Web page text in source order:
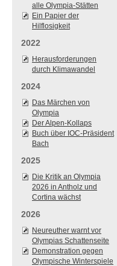
alle Olympia-Stätten
Ein Papier der
Hilflosigkeit
2022
Herausforderungen
durch Klimawandel
2024
Das Märchen von
Olympia
Der Alpen-Kollaps
Buch über IOC-Präsident
Bach
2025
Die Kritik an Olympia
2026 in Antholz und
Cortina wächst
2026
Neureuther warnt vor
Olympias Schattenseite
Demonstration gegen
Olympische Winterspiele